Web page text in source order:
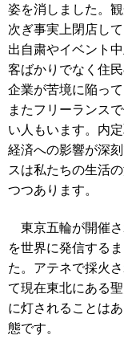
姿を消しました。
次ぎ事実上閉店し
出自粛やイベント
客ばかりでなく住
企業が苦境に陥っ
またフリーランス
い人もいます。内
経済への影響が深
スは私たちの生活
つつあります。
東京五輪が開催さ
を世界に発信する
た。アテネで採火
て現在東北にある
に灯されることは
態です。